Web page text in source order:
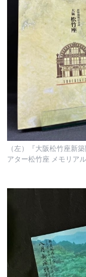
（左）『大阪松竹座新
アター松竹座 メモリア